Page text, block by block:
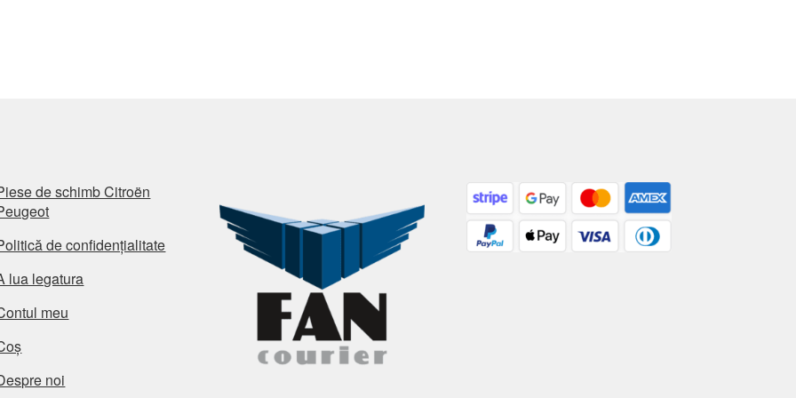
de schimb Citroën
de confidențialitate
lua legatura
meu
noi